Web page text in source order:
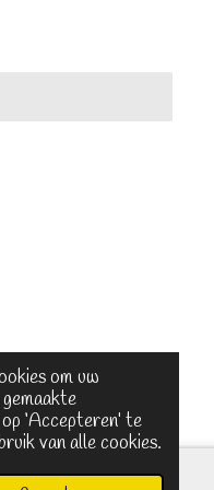
om uw
‘Accepteren’ te
van alle cookies.